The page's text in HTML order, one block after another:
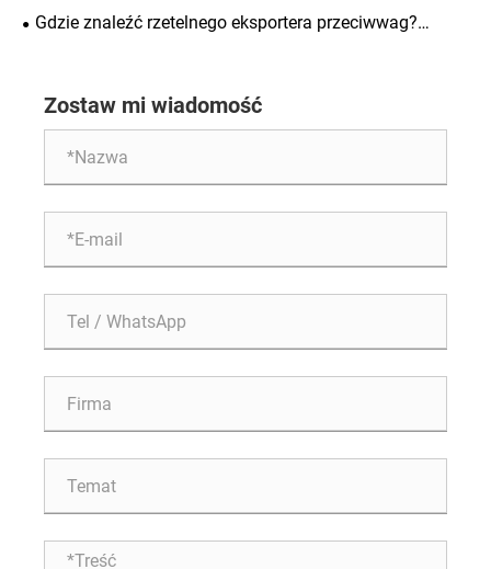
przeznaczonych na eksport?
surowce i materiały pomocnicze do odlewania metodą V?
Gdzie znaleźć rzetelnego eksportera przeciwwag?
Zostaw mi wiadomość